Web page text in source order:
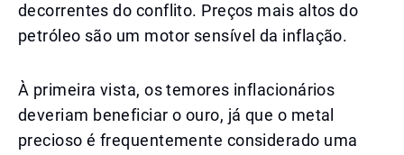
decorrentes do conflito. Preços mais altos do
petróleo são um motor sensível da inflação.
À primeira vista, os temores inflacionários
deveriam beneficiar o ouro, já que o metal
precioso é frequentemente considerado uma